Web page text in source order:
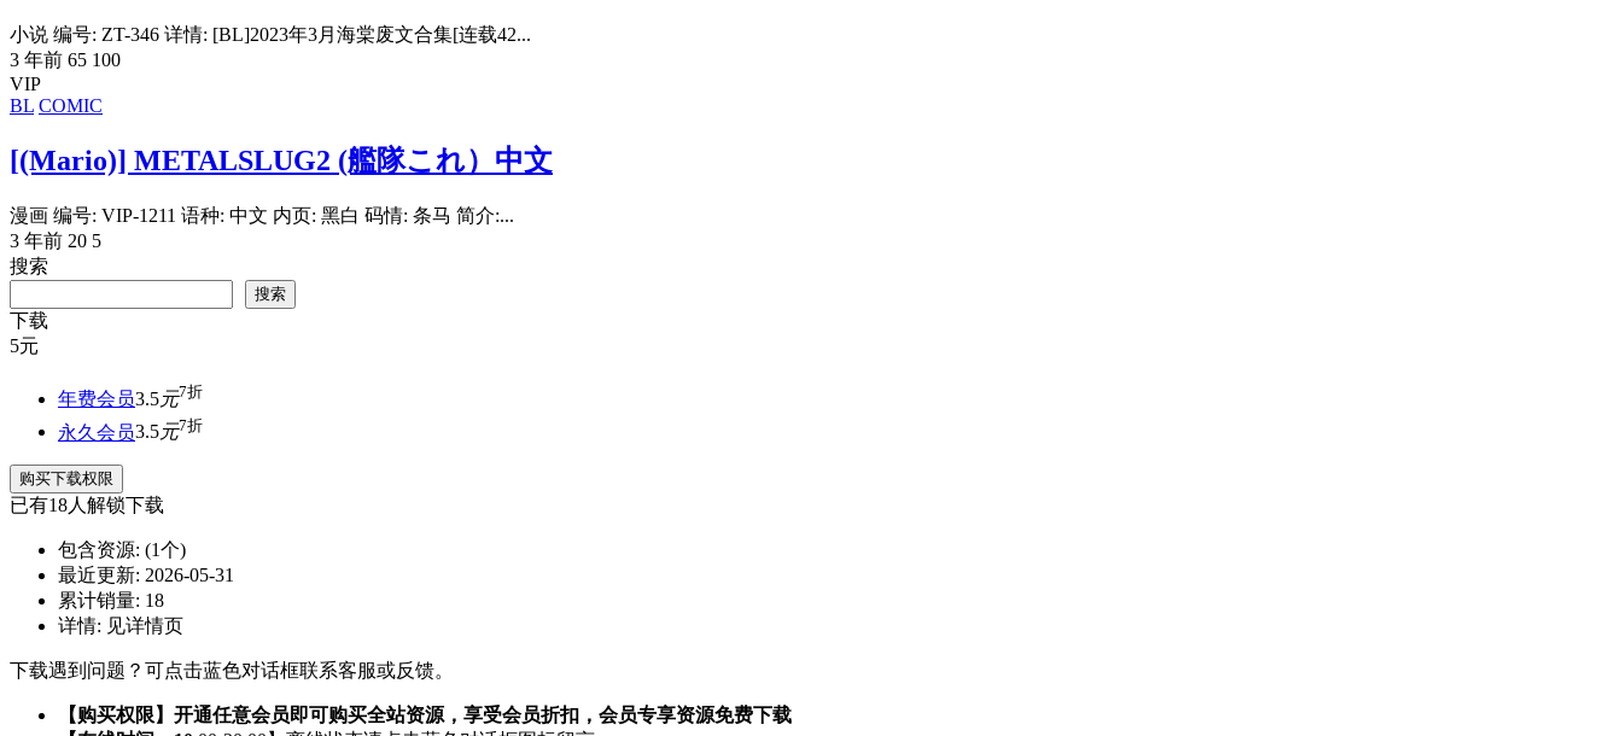
小说 编号: ZT-346 详情: [BL]2023年3月海棠废文合集[连载42...
3 年前 65 100
VIP
BL COMIC
[(Mario)] METALSLUG2 (艦隊これ）中文
漫画 编号: VIP-1211 语种: 中文 内页: 黑白 码情: 条马 简介:...
3 年前 20 5
搜索
搜索
下载
5元
年费会员3.5元7折
永久会员3.5元7折
购买下载权限
已有18人解锁下载
包含资源: (1个)
最近更新: 2026-05-31
累计销量: 18
详情: 见详情页
下载遇到问题？可点击蓝色对话框联系客服或反馈。
【购买权限】开通任意会员即可购买全站资源，享受会员折扣，会员专享资源免费下载